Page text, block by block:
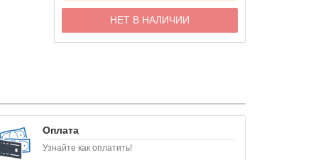
НЕТ В НАЛИЧИИ
Оплата
Узнайте как оплатить!